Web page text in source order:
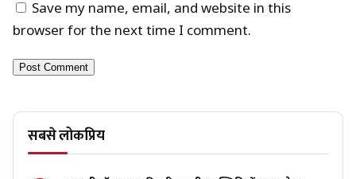
Save my name, email, and website in this
browser for the next time I comment.
सबसे लोकप्रिय